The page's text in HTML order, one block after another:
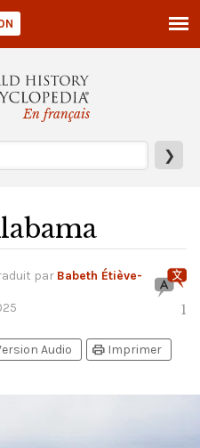
En français
❯
par Babeth Étiève-
1
Audio print Imprimer